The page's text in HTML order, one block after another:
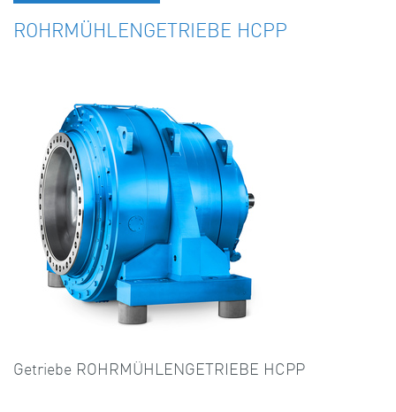
ROHRMÜHLENGETRIEBE HCPP
Getriebe ROHRMÜHLENGETRIEBE HCPP